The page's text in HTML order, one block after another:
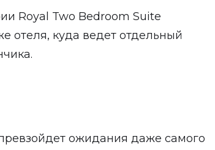
Royal Two Bedroom Suite
отеля, куда ведет отдельный
ожидания даже самого